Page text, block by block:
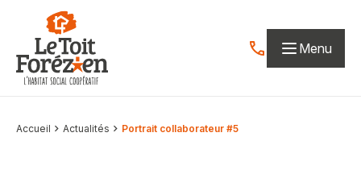
Aller au contenu
Contactez-nous
Menu
Accueil Actualités Portrait collaborateur #5